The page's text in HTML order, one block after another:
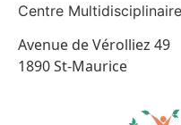
Centre
Avenue de Vérolliez 49
1890 St-Maurice